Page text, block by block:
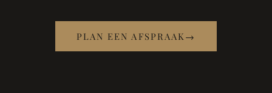
PLAN EEN AFSPRAAK →